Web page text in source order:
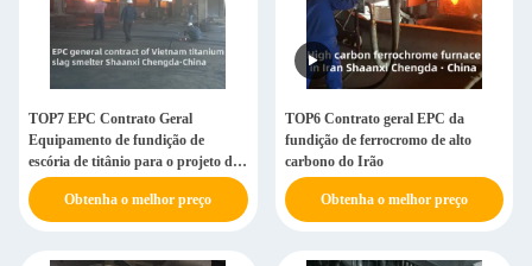
TOP7 EPC Contrato Geral
Equipamento de fundição de
escória de titânio para o projeto do
Vietname
Obtenha o melhor preço
TOP6 Contrato geral EPC da
fundição de ferrocromo de alto
carbono do Irão
Obtenha o melhor preço